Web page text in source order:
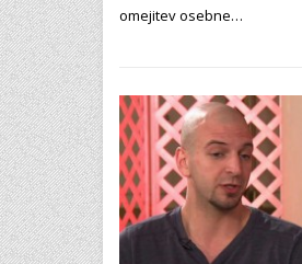
omejitev osebne…